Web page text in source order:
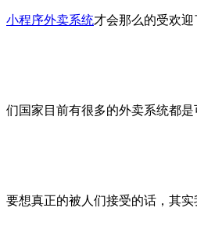
小程序外卖系统才会那么的受欢
们国家目前有很多的外卖系统都
要想真正的被人们接受的话，其